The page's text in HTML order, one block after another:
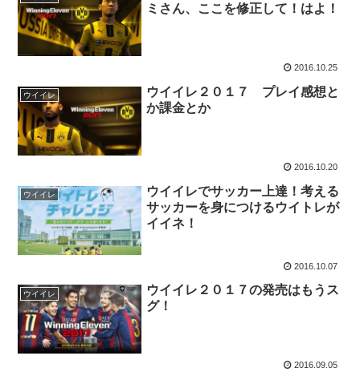
ミさん、ここを修正して！はよ！
2016.10.25
ウイイレ
ウイイレ２０１７ プレイ感想と
か課金とか
2016.10.20
ウイイレ
ウイイレでサッカー上達！考える
サッカーを身につけるウイトレが
イイネ！
2016.10.07
ウイイレ
ウイイレ２０１７の発売はもうス
グ！
2016.09.05